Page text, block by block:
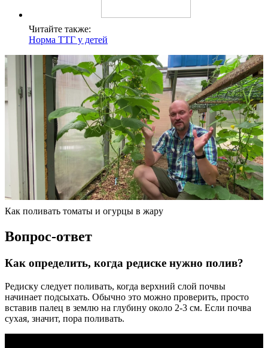
Читайте также:
Норма ТТГ у детей
Как поливать томаты и огурцы в жару
Вопрос-ответ
Как определить, когда редиске нужно полив?
Редиску следует поливать, когда верхний слой почвы
начинает подсыхать. Обычно это можно проверить, просто
вставив палец в землю на глубину около 2-3 см. Если почва
сухая, значит, пора поливать.